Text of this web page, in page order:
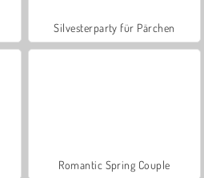
Silvesterparty für Pärchen
Romantic Spring Couple